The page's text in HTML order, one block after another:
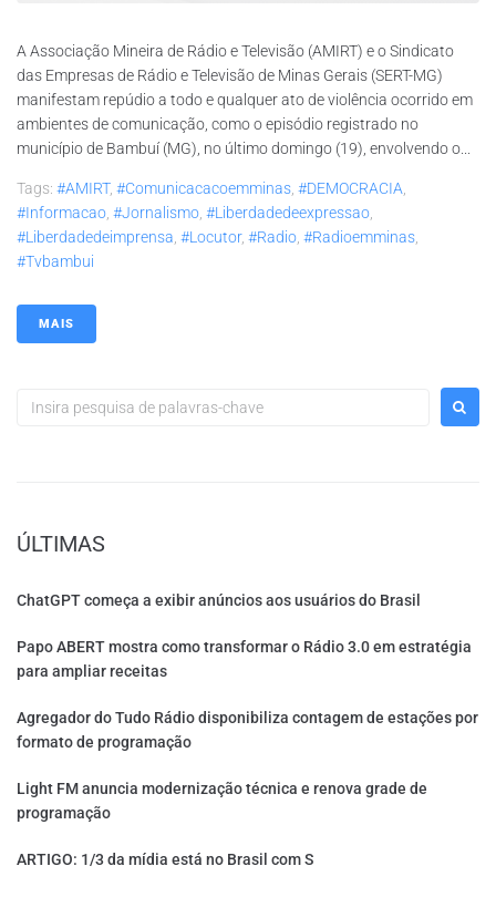
A Associação Mineira de Rádio e Televisão (AMIRT) e o Sindicato
das Empresas de Rádio e Televisão de Minas Gerais (SERT-MG)
manifestam repúdio a todo e qualquer ato de violência ocorrido em
ambientes de comunicação, como o episódio registrado no
município de Bambuí (MG), no último domingo (19), envolvendo o...
Tags: #AMIRT, #comunicacacoemminas, #DEMOCRACIA,
#informacao, #jornalismo, #liberdadedeexpressao,
#liberdadedeimprensa, #locutor, #radio, #radioemminas,
#tvbambui
MAIS
ÚLTIMAS
ChatGPT começa a exibir anúncios aos usuários do Brasil
Papo ABERT mostra como transformar o Rádio 3.0 em estratégia
para ampliar receitas
Agregador do Tudo Rádio disponibiliza contagem de estações por
formato de programação
Light FM anuncia modernização técnica e renova grade de
programação
ARTIGO: 1/3 da mídia está no Brasil com S